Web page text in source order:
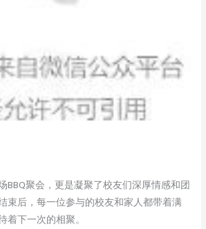
BBQ聚会，更是凝聚了校友们深厚情感和团
束后，每一位参与的校友和家人都带着满
着下一次的相聚。